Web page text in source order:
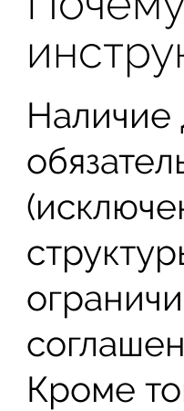
Наличие
Кроме